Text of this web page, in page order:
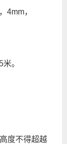
，
。
度不得超越